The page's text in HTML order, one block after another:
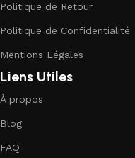
Politique de Retour
Politique de Confidentialité
Mentions Légales
Liens Utiles
À propos
Blog
FAQ